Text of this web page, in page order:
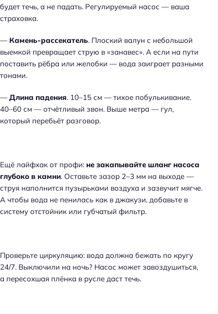
будет течь, а не падать. Регулируемый насос — ваша
страховка.
— Камень-рассекатель. Плоский валун с небольшой
выемкой превращает струю в «занавес». А если на пути
поставить рёбра или желобки — вода заиграет разными
тонами.
— Длина падения. 10–15 см — тихое побулькивание.
40–60 см — отчётливый звон. Выше метра — гул,
который перебьёт разговор.
Ещё лайфхак от профи: не закапывайте шланг насоса
глубоко в камни. Оставьте зазор 2–3 мм на выходе —
струя наполнится пузырьками воздуха и зазвучит мягче.
А чтобы вода не пенилась как в джакузи, добавьте в
систему отстойник или губчатый фильтр.
Проверьте циркуляцию: вода должна бежать по кругу
24/7. Выключили на ночь? Насос может завоздушиться,
а пересохшая плёнка в русле даст течь.